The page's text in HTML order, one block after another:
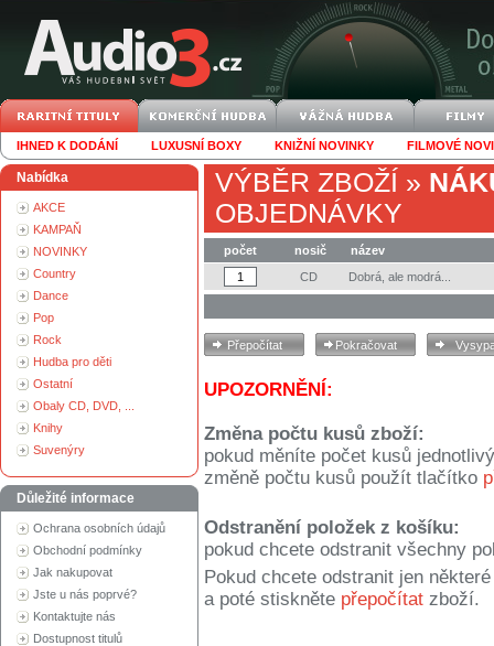
IHNED K DODÁNÍ LUXUSNÍ BOXY KNIŽNÍ NOVINKY FILMOVÉ
Nabídka
AKCE
KAMPAŇ
NOVINKY
Country
Dance
Pop
Rock
Hudba pro děti
Ostatní
Obaly CD, DVD, ...
Knihy
Suvenýry
Důležité informace
Ochrana osobních údajů
Obchodní podmínky
Jak nakupovat
Jste u nás poprvé?
Kontaktujte nás
Dostupnost titulů
VÝBĚR ZBOŽÍ »
OBJEDNÁVKY
počet nosič
název
CD
Dobrá, ale modrá...
UPOZORNĚNÍ:
Změna počtu kusů zboží:
pokud měníte počet kusů
změně počtu kusů použít tlačítko
Odstranění položek z košíku:
pokud chcete odstranit všechny
Pokud chcete odstranit jen
a poté stiskněte přepočítat zboží.